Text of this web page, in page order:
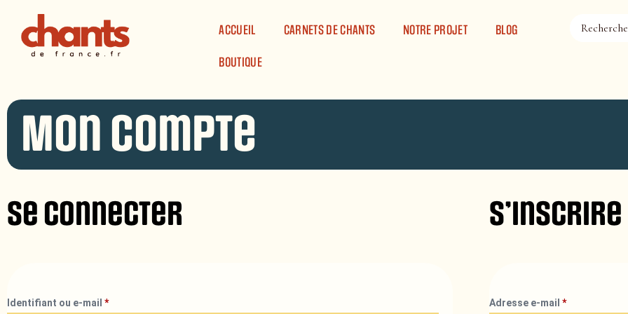
ACCUEIL
CARNETS DE CHANTS NOTRE PROJET BLOG
BOUTIQUE
Mon compte
Se connecter
Identifiant ou e-mail *
S’inscrire
Adresse e-mail*